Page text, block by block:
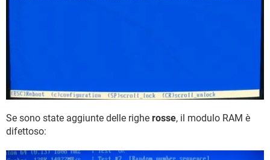
Se sono state aggiunte delle righe rosse, il modulo RAM è
difettoso: